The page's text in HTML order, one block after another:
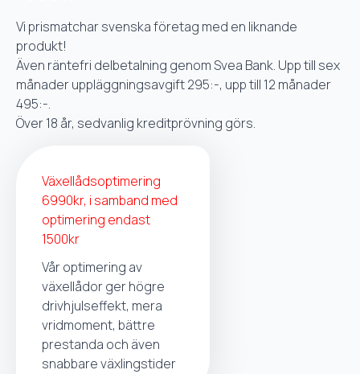
Vi prismatchar svenska företag med en liknande
produkt!
Även räntefri delbetalning genom Svea Bank. Upp till sex
månader uppläggningsavgift 295:-, upp till 12 månader
495:-.
Över 18 år, sedvanlig kreditprövning görs.
Växellådsoptimering
6990kr, i samband med
optimering endast
1500kr
Vår optimering av
växellådor ger högre
drivhjulseffekt, mera
vridmoment, bättre
prestanda och även
snabbare växlingstider